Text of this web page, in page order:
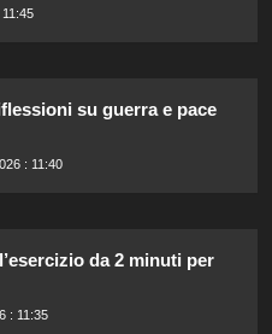
su guerra e pace
: 11:40
da 2 minuti per
: 11:35